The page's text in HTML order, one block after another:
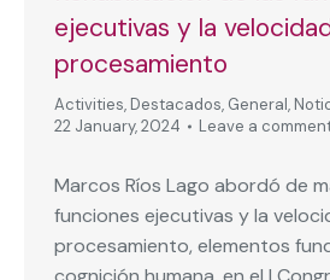
ejecutivas y la
procesamiento
Activities, Destacados, General,
22 January, 2024
Leave a
Marcos Ríos Lago abordó de
funciones ejecutivas y la
procesamiento, elementos